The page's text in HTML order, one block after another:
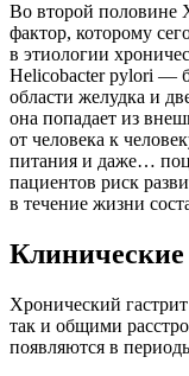
Во второй половине
фактор, которому
в этиологии
Helicobacter pylori —
области желудка и
она попадает из
от человека к
питания и даже…
пациентов риск
в течение жизни
Хронический
так и общими
появляются в